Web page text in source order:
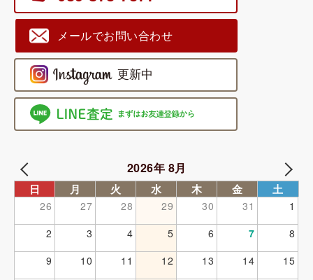
メールでお問い合わせ
2026年 8月
日 月 火 水 木 金 土
26 27 28 29 30 31
1
2
3 4 5 6 7
8
9
10 11 12 13 14
15